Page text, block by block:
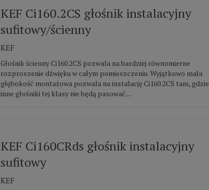
KEF Ci160.2CS głośnik instalacyjny
sufitowy/ścienny
KEF
Głośnik ścienny Ci160.2CS pozwala na bardziej równomierne
rozproszenie dźwięku w całym pomieszczeniu. Wyjątkowo mała
głębokość montażowa pozwala na instalację Ci160.2CS tam, gdzie
inne głośniki tej klasy nie będą pasować....
KEF Ci160CRds głośnik instalacyjny
sufitowy
KEF